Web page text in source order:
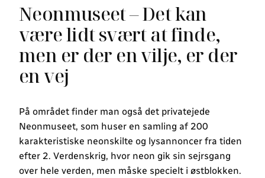
Neonmuseet – Det kan
være lidt svært at finde,
men er der en vilje, er der
en vej
På området finder man også det privatejede
Neonmuseet, som huser en samling af 200
karakteristiske neonskilte og lysannoncer fra tiden
efter 2. Verdenskrig, hvor neon gik sin sejrsgang
over hele verden, men måske specielt i østblokken.